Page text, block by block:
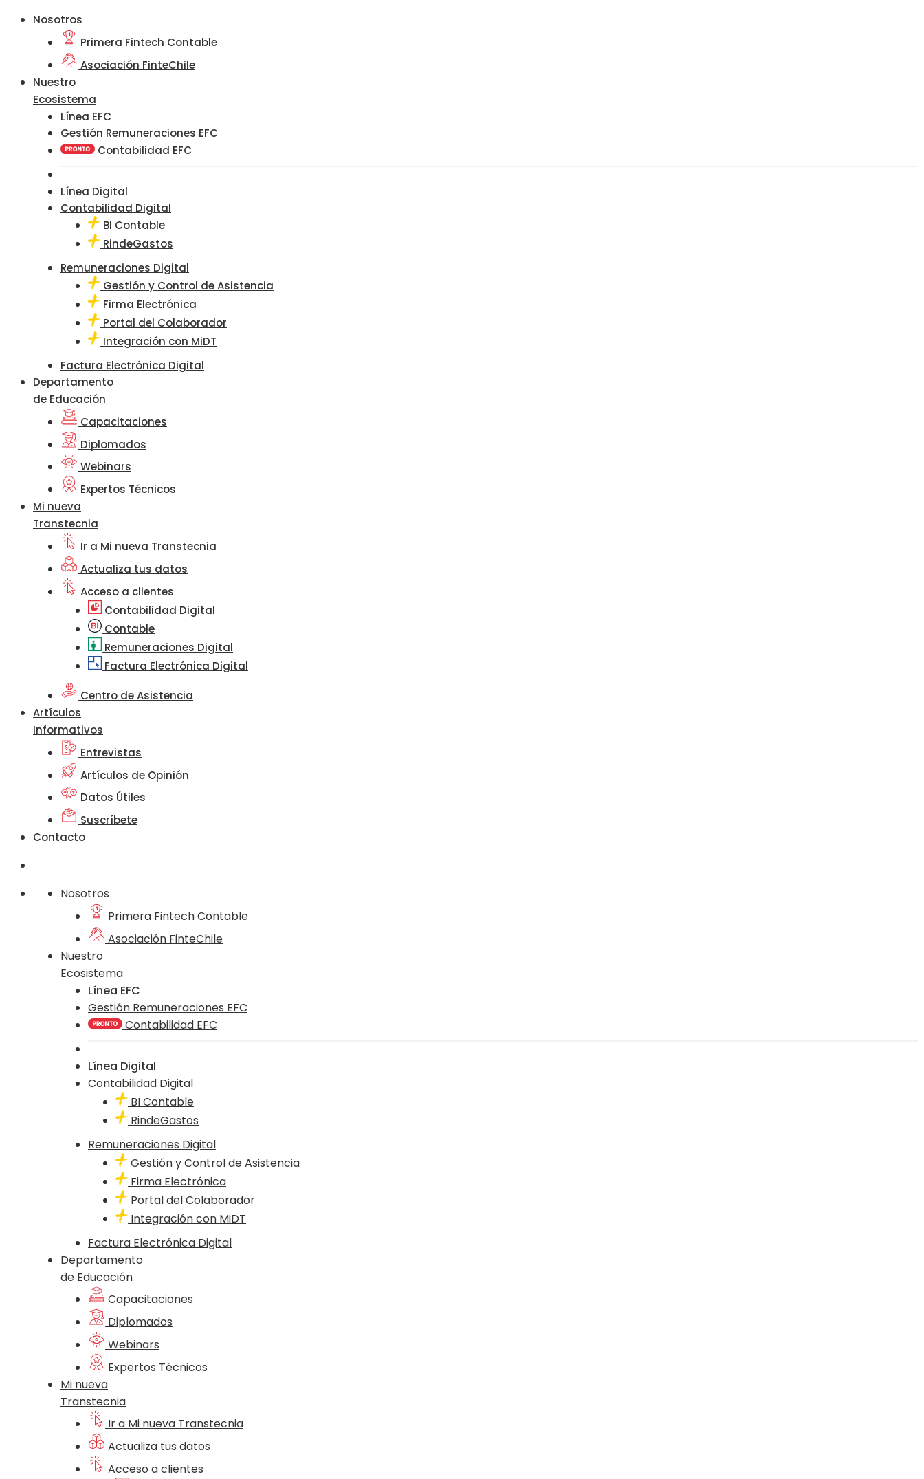
Nosotros
Primera Fintech Contable
Asociación FinteChile
Nuestro
Ecosistema
Línea EFC
Gestión Remuneraciones EFC
Contabilidad EFC
Línea Digital
Contabilidad Digital
BI Contable
RindeGastos
Remuneraciones Digital
Gestión y Control de Asistencia
Firma Electrónica
Portal del Colaborador
Integración con MiDT
Factura Electrónica Digital
Departamento
de Educación
Capacitaciones
Diplomados
Webinars
Expertos Técnicos
Mi nueva
Transtecnia
Ir a Mi nueva Transtecnia
Actualiza tus datos
Acceso a clientes
Contabilidad Digital
Contable
Remuneraciones Digital
Factura Electrónica Digital
Centro de Asistencia
Artículos
Informativos
Entrevistas
Artículos de Opinión
Datos Útiles
Suscríbete
Contacto
Nosotros
Primera Fintech Contable
Asociación FinteChile
Nuestro
Ecosistema
Línea EFC
Gestión Remuneraciones EFC
Contabilidad EFC
Línea Digital
Contabilidad Digital
BI Contable
RindeGastos
Remuneraciones Digital
Gestión y Control de Asistencia
Firma Electrónica
Portal del Colaborador
Integración con MiDT
Factura Electrónica Digital
Departamento
de Educación
Capacitaciones
Diplomados
Webinars
Expertos Técnicos
Mi nueva
Transtecnia
Ir a Mi nueva Transtecnia
Actualiza tus datos
Acceso a clientes